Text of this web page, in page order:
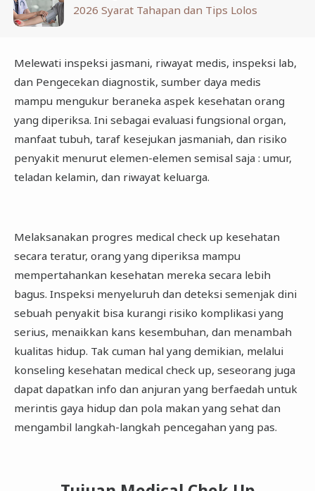
2026 Syarat Tahapan dan Tips Lolos
Melewati inspeksi jasmani, riwayat medis, inspeksi lab,
dan Pengecekan diagnostik, sumber daya medis
mampu mengukur beraneka aspek kesehatan orang
yang diperiksa. Ini sebagai evaluasi fungsional organ,
manfaat tubuh, taraf kesejukan jasmaniah, dan risiko
penyakit menurut elemen-elemen semisal saja : umur,
teladan kelamin, dan riwayat keluarga.
Melaksanakan progres medical check up kesehatan
secara teratur, orang yang diperiksa mampu
mempertahankan kesehatan mereka secara lebih
bagus. Inspeksi menyeluruh dan deteksi semenjak dini
sebuah penyakit bisa kurangi risiko komplikasi yang
serius, menaikkan kans kesembuhan, dan menambah
kualitas hidup. Tak cuman hal yang demikian, melalui
konseling kesehatan medical check up, seseorang juga
dapat dapatkan info dan anjuran yang berfaedah untuk
merintis gaya hidup dan pola makan yang sehat dan
mengambil langkah-langkah pencegahan yang pas.